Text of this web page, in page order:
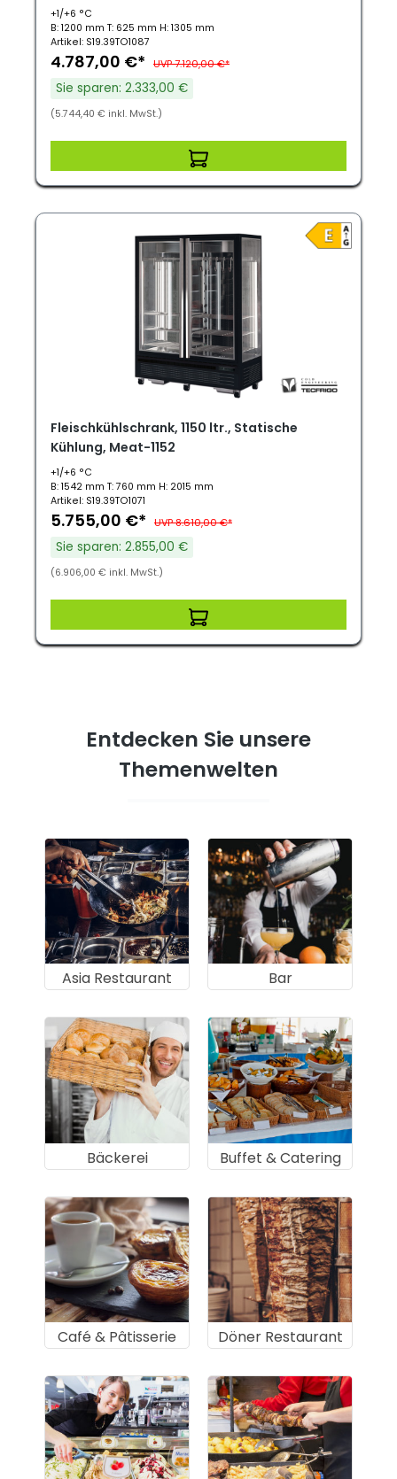
+1/+6 °C
B: 1200 mm T: 625 mm H: 1305 mm
Artikel: S19.39TO1087
4.787,00 €* UVP 7.120,00 €*
Sie sparen: 2.333,00 €
(5.744,40 € inkl. MwSt.)
Fleischkühlschrank, 1150 ltr., Statische
Kühlung, Meat-1152
+1/+6 °C
B: 1542 mm T: 760 mm H: 2015 mm
Artikel: S19.39TO1071
5.755,00 €* UVP 8.610,00 €*
Sie sparen: 2.855,00 €
(6.906,00 € inkl. MwSt.)
Entdecken Sie unsere
Themenwelten
Asia Restaurant Bar
Bäckerei Buffet & Catering
Café & Pâtisserie Döner Restaurant